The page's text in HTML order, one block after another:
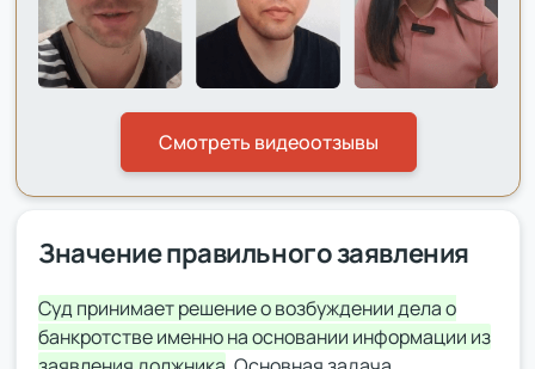
Смотреть видеоотзывы
Значение правильного заявления
Суд принимает решение о возбуждении дела о
банкротстве именно на основании информации из